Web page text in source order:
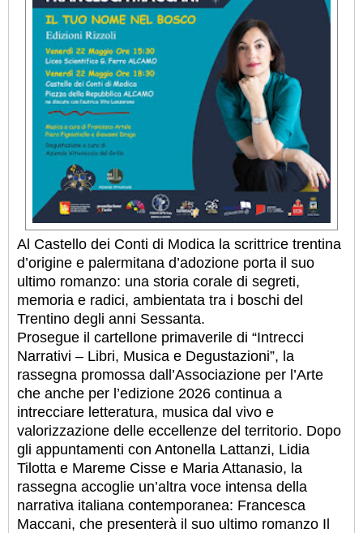
Al Castello dei Conti di Modica la scrittrice trentina
d’origine e palermitana d’adozione porta il suo
ultimo romanzo: una storia corale di segreti,
memoria e radici, ambientata tra i boschi del
Trentino degli anni Sessanta.
Prosegue il cartellone primaverile di “Intrecci
Narrativi – Libri, Musica e Degustazioni”, la
rassegna promossa dall’Associazione per l’Arte
che anche per l’edizione 2026 continua a
intrecciare letteratura, musica dal vivo e
valorizzazione delle eccellenze del territorio. Dopo
gli appuntamenti con Antonella Lattanzi, Lidia
Tilotta e Mareme Cisse e Maria Attanasio, la
rassegna accoglie un’altra voce intensa della
narrativa italiana contemporanea: Francesca
Maccani, che presenterà il suo ultimo romanzo Il